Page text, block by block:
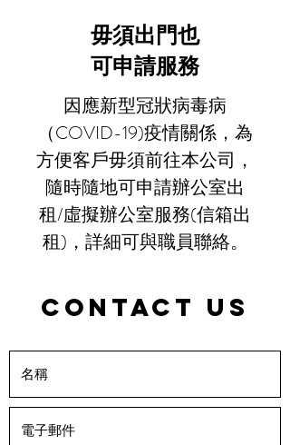
毋須出門也
可申請服務
因應新型冠狀病毒病
（COVID-19)疫情關係，為
方便客戶毋須前往本公司，
隨時隨地可申請辦公室出
租/虛擬辦公室服務(信箱出
租)， 詳細可與職員聯絡。
CONTACT US